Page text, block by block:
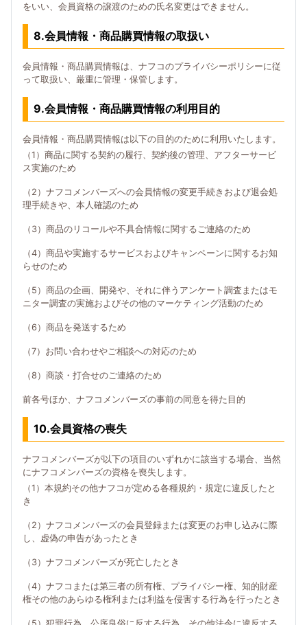
をいい、会員資格の譲渡のための氏名変更はできません。
8.会員情報・商品購買情報の取扱い
会員情報・商品購買情報は、ナフコのプライバシーポリシーに従
って取扱い、厳重に管理・保管します。
9.会員情報・商品購買情報の利用目的
会員情報・商品購買情報は以下の目的のために利用いたします。
（1）商品に関する契約の履行、契約後の管理、アフターサービ
ス実施のため
（2）ナフコメンバーズへの会員情報の変更手続きおよび退会処
理手続きや、本人確認のため
（3）商品のリコールや不具合情報に関するご連絡のため
（4）商品や実施するサービスおよびキャンペーンに関するお知
らせのため
（5）商品の企画、開発や、それに伴うアンケート調査またはモ
ニター調査の実施およびその他のマーケティング活動のため
（6）商品を発送するため
（7）お問い合わせやご相談への対応のため
（8）商談・打合せのご連絡のため
前各号ほか、ナフコメンバーズの事前の同意を得た目的
10.会員資格の喪失
ナフコメンバーズが以下の項目のいずれかに該当する場合、当然
にナフコメンバーズの資格を喪失します。
（1）本規約その他ナフコが定める各種規約・規定に違反したと
き
（2）ナフコメンバーズの会員登録または変更のお申し込みに際
し、虚偽の申告があったとき
（3）ナフコメンバーズが死亡したとき
（4）ナフコまたは第三者の所有権、プライバシー権、知的財産
権その他のあらゆる権利または利益を侵害する行為を行ったとき